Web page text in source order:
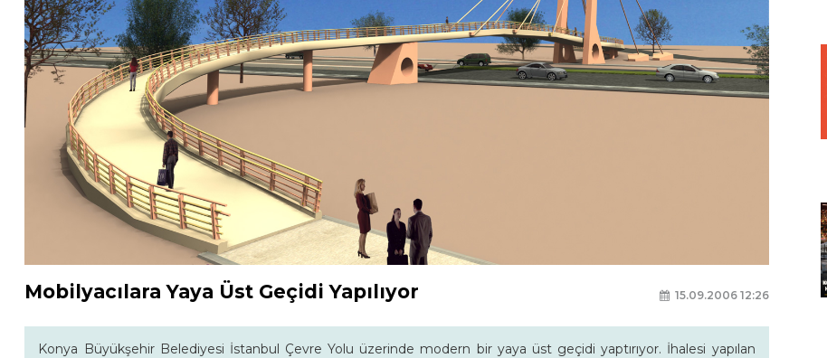
Mobilyacılara Yaya Üst Geçidi Yapılıyor 15.09.2006 12:26
Konya Büyükşehir Belediyesi İstanbul Çevre Yolu üzerinde modern bir yaya üst geçidi yaptırıyor. İhalesi yapılan